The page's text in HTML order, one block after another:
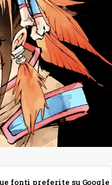
fonti preferite su Google